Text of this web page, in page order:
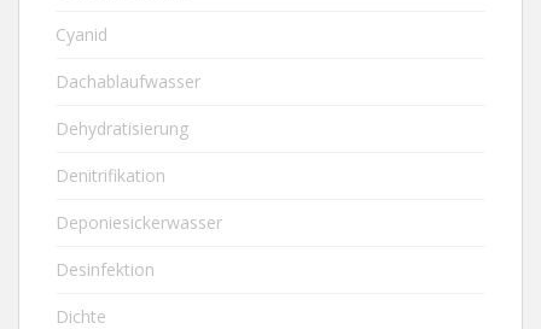
Cyanid
Dachablaufwasser
Dehydratisierung
Denitrifikation
Deponiesickerwasser
Desinfektion
Dichte